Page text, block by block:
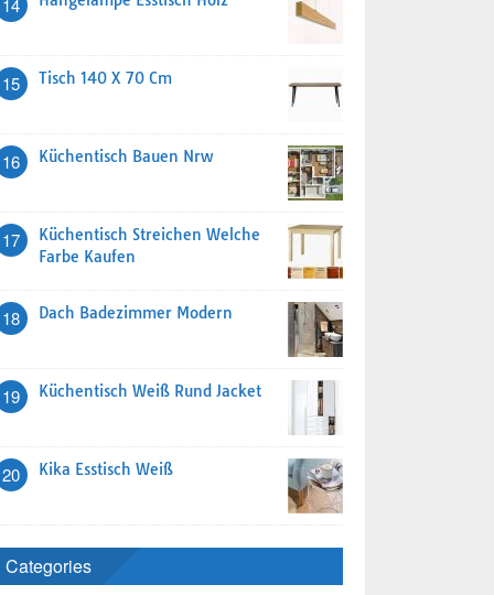
14
15 Tisch 140 X 70 Cm
16 Küchentisch Bauen Nrw
17
Küchentisch Streichen Welche
Farbe Kaufen
18 Dach Badezimmer Modern
19 Küchentisch Weiß Rund Jacket
20 Kika Esstisch Weiß
Categories